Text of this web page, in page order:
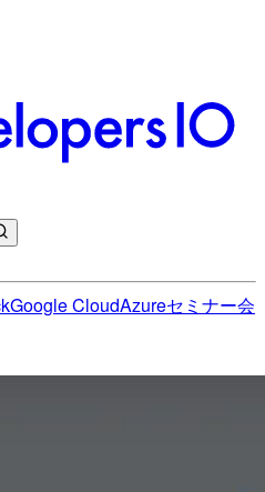
Google CloudAzureセミナー会